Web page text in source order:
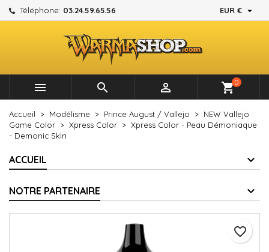
Téléphone: 03.24.59.65.56 EUR € 
   shopping_cart0
Accueil Modélisme Prince August / Vallejo
NEW Vallejo
Game Color
Xpress Color
Xpress Color - Peau Démoniaque
- Demonic Skin
ACCUEIL
NOTRE PARTENAIRE
favorite_border
Mes listes d'envies ×
Créer une nouvelle liste
Créer une liste d'envies ×
Nom de la liste d'envies
Annuler Créer une liste d'envies
Connexion ×
Vous devez être connecté pour ajouter des produits à
votre liste d'envies.